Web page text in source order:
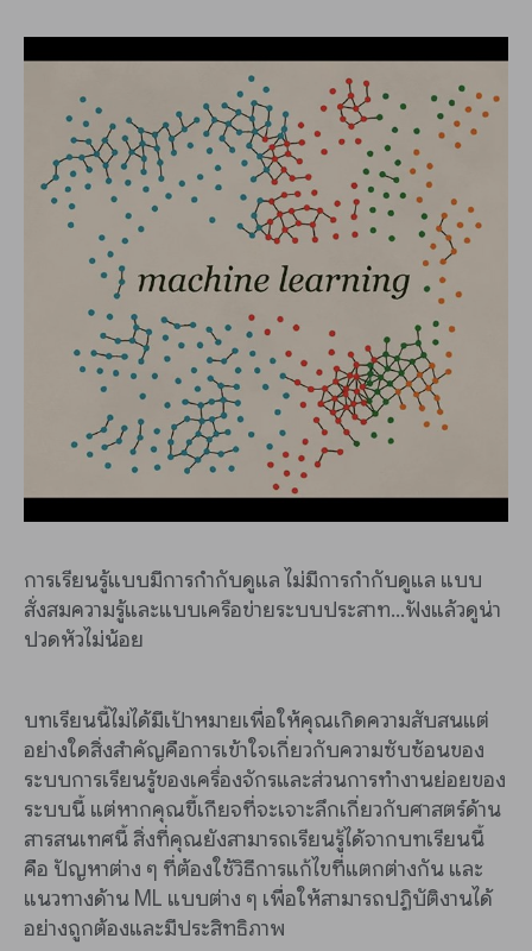
การเรียนรู้แบบมีการกำกับดูแล ไม่มีการกำกับดูแล แบบ
สั่งสมความรู้และแบบเครือข่ายระบบประสาท...ฟังแล้วดูน่า
ปวดหัวไม่น้อย
บทเรียนนี้ไม่ได้มีเป้าหมายเพื่อให้คุณเกิดความสับสนแต่
อย่างใดสิ่งสำคัญคือการเข้าใจเกี่ยวกับความซับซ้อนของ
ระบบการเรียนรู้ของเครื่องจักรและส่วนการทำงานย่อยของ
ระบบนี้ แต่หากคุณขี้เกียจที่จะเจาะลึกเกี่ยวกับศาสตร์ด้าน
สารสนเทศนี้ สิ่งที่คุณยังสามารถเรียนรู้ได้จากบทเรียนนี้
คือ ปัญหาต่าง ๆ ที่ต้องใช้วิธีการแก้ไขที่แตกต่างกัน และ
แนวทางด้าน ML แบบต่าง ๆ เพื่อให้สามารถปฏิบัติงานได้
อย่างถูกต้องและมีประสิทธิภาพ